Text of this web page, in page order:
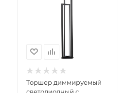
Торшер диммируемый
светодиодный с